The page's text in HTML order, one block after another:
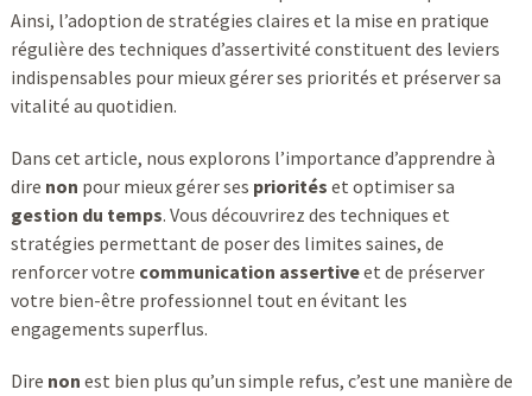
Ainsi, l’adoption de stratégies claires et la mise en pratique
régulière des techniques d’assertivité constituent des leviers
indispensables pour mieux gérer ses priorités et préserver sa
vitalité au quotidien.
Dans cet article, nous explorons l’importance d’apprendre à
dire non pour mieux gérer ses priorités et optimiser sa
gestion du temps. Vous découvrirez des techniques et
stratégies permettant de poser des limites saines, de
renforcer votre communication assertiveet de préserver
votre bien-être professionnel tout en évitant les
engagements superflus.
Dire non est bien plus qu’un simple refus, c’est une manière de